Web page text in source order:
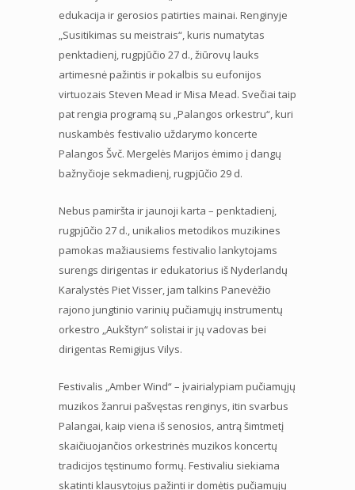
edukacija ir gerosios patirties mainai. Renginyje
„Susitikimas su meistrais“, kuris numatytas
penktadienį, rugpjūčio 27 d., žiūrovų lauks
artimesnė pažintis ir pokalbis su eufonijos
virtuozais Steven Mead ir Misa Mead. Svečiai taip
pat rengia programą su „Palangos orkestru“, kuri
nuskambės festivalio uždarymo koncerte
Palangos Švč. Mergelės Marijos ėmimo į dangų
bažnyčioje sekmadienį, rugpjūčio 29 d.
Nebus pamiršta ir jaunoji karta – penktadienį,
rugpjūčio 27 d., unikalios metodikos muzikines
pamokas mažiausiems festivalio lankytojams
surengs dirigentas ir edukatorius iš Nyderlandų
Karalystės Piet Visser, jam talkins Panevėžio
rajono jungtinio varinių pučiamųjų instrumentų
orkestro „Aukštyn“ solistai ir jų vadovas bei
dirigentas Remigijus Vilys.
Festivalis „Amber Wind“ – įvairialypiam pučiamųjų
muzikos žanrui pašvęstas renginys, itin svarbus
Palangai, kaip viena iš senosios, antrą šimtmetį
skaičiuojančios orkestrinės muzikos koncertų
tradicijos tęstinumo formų. Festivaliu siekiama
skatinti klausytojus pažinti ir domėtis pučiamųjų